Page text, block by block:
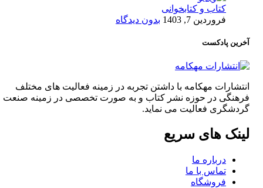
کتاب و کتابخوانی
فروردین 7, 1403
بدون دیدگاه
آخرین پادکست
انتشارات مهکامه با داشتن تجربه در زمینه فعالیت های مختلف
فرهنگی در حوزه نشر کتاب و به صورت تخصصی در زمینه صنعت
گردشگری فعالیت می نماید.
لینک های سریع
درباره ما
تماس با ما
فروشگاه